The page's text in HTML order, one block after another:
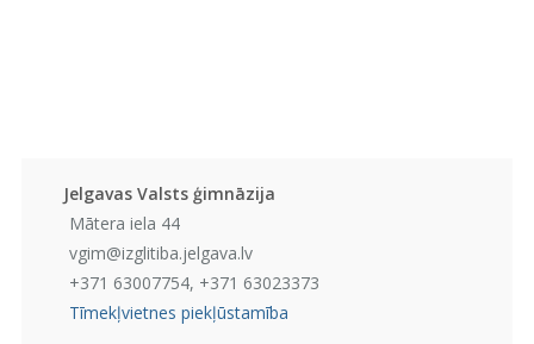
Jelgavas Valsts ģimnāzija
Mātera iela 44
vgim@izglitiba.jelgava.lv
+371 63007754, +371 63023373
Tīmekļvietnes piekļūstamība